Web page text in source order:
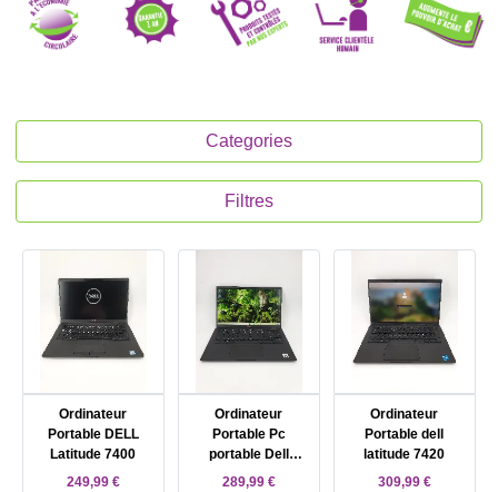
Categories
Filtres
Ordinateur
Portable DELL
Latitude 7400
249,99 €
Ordinateur
Portable Pc
portable Dell
latitude 7410 Intel
289,99 €
Ordinateur
Portable dell
latitude 7420
309,99 €